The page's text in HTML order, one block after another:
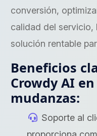
conversión,
calidad del servicio,
solución rentable
Beneficios
Crowdy AI
mudanzas:
Soporte al